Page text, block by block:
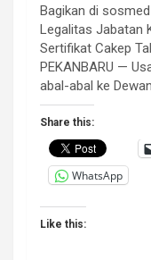
Bagikan di
Legalitas Jabatan
Sertifikat Cakep
PEKANBARU —
abal-abal ke
Share this:
WhatsApp
Like this: